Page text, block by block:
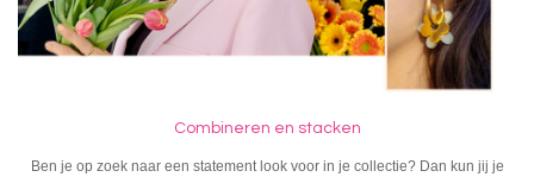
Combineren en stacken
Ben je op zoek naar een statement look voor in je collectie? Dan kun jij je